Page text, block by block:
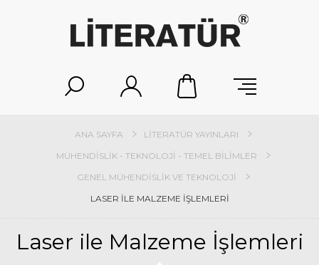
ANA SAYFA
LITERATÜR YAYINLARI
MÜHENDISLIK - TEKNOLOJI - TEMEL BILIMLER
GENEL MÜHENDISLIK VE TEKNOLOJI
LASER ILE MALZEME İŞLEMLERI
Laser ile Malzeme İşlemleri